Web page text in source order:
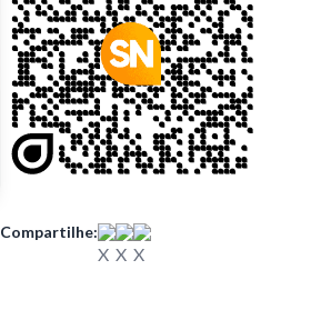
Compartilhe: